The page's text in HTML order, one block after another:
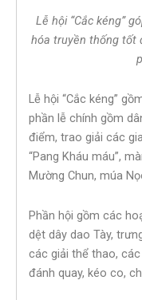
Lễ hội “Cắc kéng”
hóa truyền thống tốt
Lễ hội “Cắc kéng”
phần lễ chính gồm
điểm, trao giải các
“Pang Kháu máu”,
Mường Chun, múa
Phần hội gồm các
dệt dây dao Tày,
các giải thể thao,
đánh quay, kéo co,